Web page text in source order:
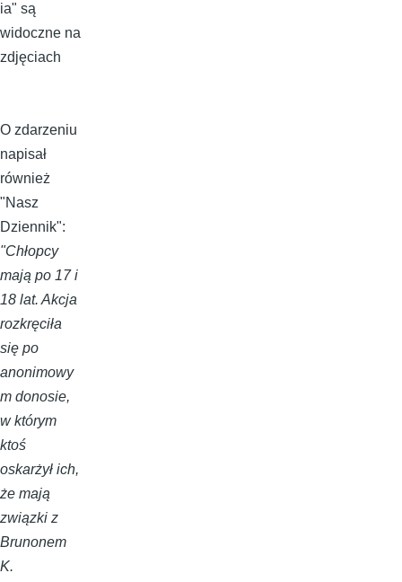
ia" są
widoczne na
zdjęciach
O zdarzeniu
napisał
również
"Nasz
Dziennik":
"Chłopcy
mają po 17 i
18 lat. Akcja
rozkręciła
się po
anonimowy
m donosie,
w którym
ktoś
oskarżył ich,
że mają
związki z
Brunonem
K.